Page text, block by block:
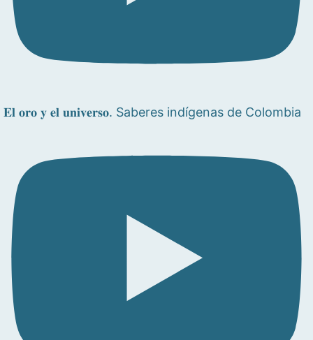
𝐄𝐥 𝐨𝐫𝐨 𝐲 𝐞𝐥 𝐮𝐧𝐢𝐯𝐞𝐫𝐬𝐨. Saberes indígenas de Colombia